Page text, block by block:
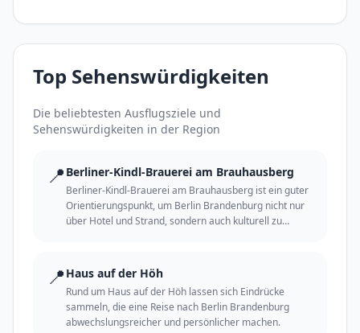
Top Sehenswürdigkeiten
Die beliebtesten Ausflugsziele und
Sehenswürdigkeiten in der Region
📍 Berliner-Kindl-Brauerei am Brauhausberg
Berliner-Kindl-Brauerei am Brauhausberg ist ein guter
Orientierungspunkt, um Berlin Brandenburg nicht nur
über Hotel und Strand, sondern auch kulturell zu
📍 Haus auf der Höh
Rund um Haus auf der Höh lassen sich Eindrücke
sammeln, die eine Reise nach Berlin Brandenburg
abwechslungsreicher und persönlicher machen.